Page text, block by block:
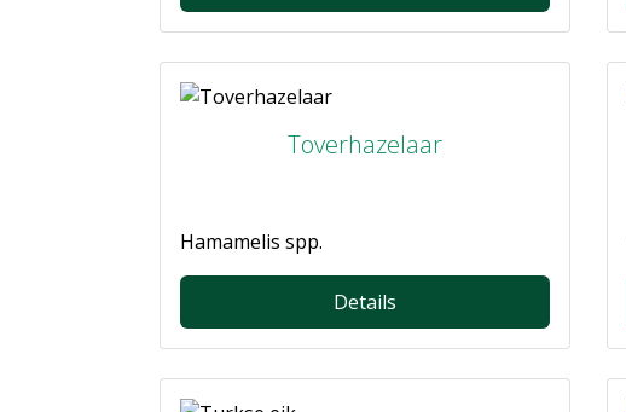
Toverhazelaar
Hamamelis spp.
Details